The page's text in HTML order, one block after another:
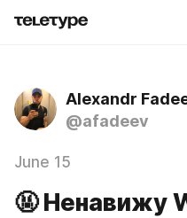
Alexandr
@afadeev
June 15
🤬 Ненавижу